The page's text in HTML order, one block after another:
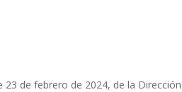
23 de febrero de 2024, de la